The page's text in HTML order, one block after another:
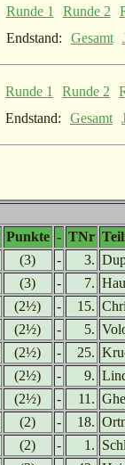
Runde 1 Runde 2
Endstand:
Gesamt
Runde 1 Runde 2
Endstand:
Gesamt
Punkte - TNr
(3) - 3.
(3) - 7.
(2½) - 15.
(2½) - 5.
(2½) - 25.
(2½) - 9.
(2½) - 11.
(2) - 18.
(2) - 1.